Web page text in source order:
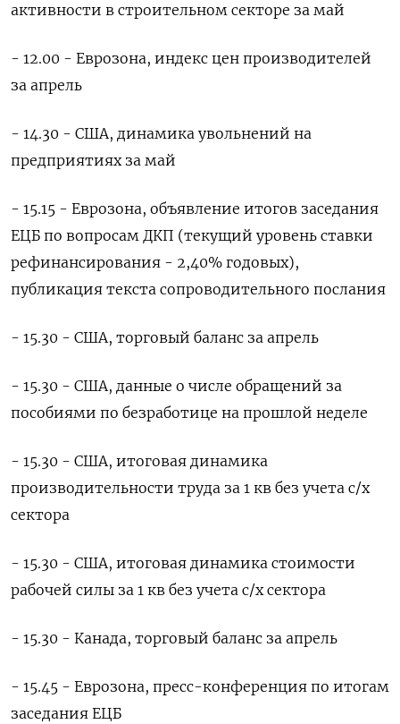
активности в строительном секторе за май
- 12.00 - Еврозона, индекс цен производителей
за апрель
- 14.30 - США, динамика увольнений на
предприятиях за май
- 15.15 - Еврозона, объявление итогов заседания
ЕЦБ по вопросам ДКП (текущий уровень ставки
рефинансирования - 2,40% годовых),
публикация текста сопроводительного послания
- 15.30 - США, торговый баланс за апрель
- 15.30 - США, данные о числе обращений за
пособиями по безработице на прошлой неделе
- 15.30 - США, итоговая динамика
производительности труда за 1 кв без учета с/х
сектора
- 15.30 - США, итоговая динамика стоимости
рабочей силы за 1 кв без учета с/х сектора
- 15.30 - Канада, торговый баланс за апрель
- 15.45 - Еврозона, пресс-конференция по итогам
заседания ЕЦБ